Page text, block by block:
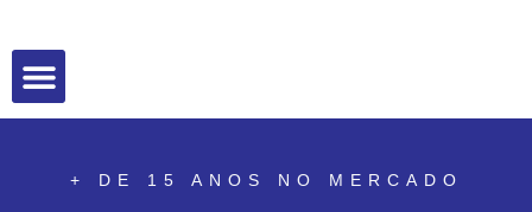
+ DE 15 ANOS NO MERCADO